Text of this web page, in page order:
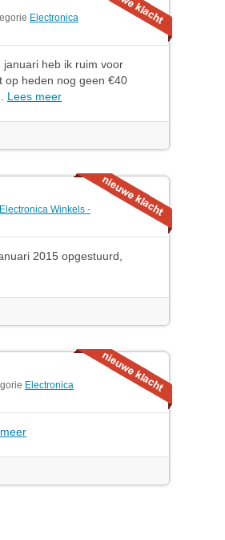
Electronica
januari heb ik ruim voor
op heden nog geen €40
Lees meer
Electronica Winkels -
2015 opgestuurd,
Electronica